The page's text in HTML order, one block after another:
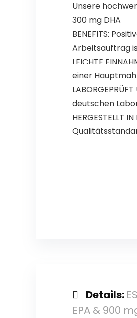
Unsere
300 mg DHA
BENEFITS:
Arbeitsauftrag
LEICHTE
einer
deutschen
HERGESTELLT
Details:
EPA & 900